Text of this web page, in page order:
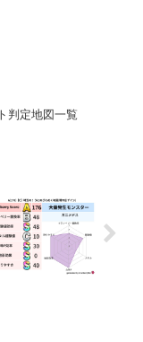
判定地図一覧